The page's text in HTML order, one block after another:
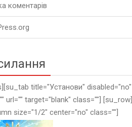
коментарів
title="Установи" disabled="no"
url="" target="blank" class=""] [su_row]
size="1/2" center="no" class=""]